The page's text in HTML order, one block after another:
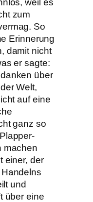
weil es
zum
So
Erinnerung
damit nicht
er sagte:
über
Welt,
auf eine
ganz so
machen
einer, der
und
über eine